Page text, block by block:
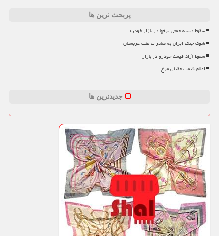
پربحث ترین ها
سقوط دسته جمعی نرخها در بازار خودرو
شوک جنگ ایران به صادرات نفت عربستان
سقوط آزاد قیمت خودرو در بازار
اعلام قیمت حقیقی مرغ
جدیدترین ها